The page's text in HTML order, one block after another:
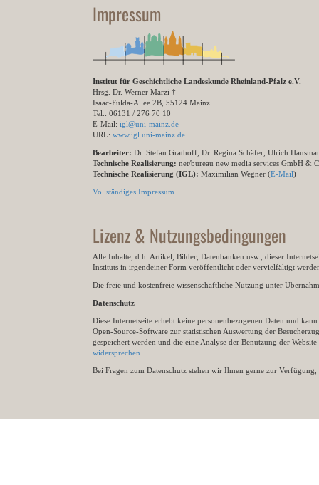
Impressum
Institut für Geschichtliche Landeskunde Rheinland-Pfalz e.V.
Hrsg. Dr. Werner Marzi †
Isaac-Fulda-Allee 2B, 55124 Mainz
Tel.: 06131 / 276 70 10
E-Mail: igl@uni-mainz.de
URL: www.igl.uni-mainz.de
Bearbeiter: Dr. Stefan Grathoff, Dr. Regina Schäfer, Ulrich
Technische Realisierung: net/bureau new media services GmbH &
Technische Realisierung (IGL): Maximilian Wegner (E-Mail)
Vollständiges Impressum
Lizenz & Nutzungsbedingungen
Alle Inhalte, d.h. Artikel, Bilder, Datenbanken usw., dieser
Instituts in irgendeiner Form veröffentlicht oder vervielfältigt
Die freie und kostenfreie wissenschaftliche Nutzung unter
Datenschutz
Diese Internetseite erhebt keine personenbezogenen Daten und
Open-Source-Software zur statistischen Auswertung der
gespeichert werden und die eine Analyse der Benutzung der
widersprechen
Bei Fragen zum Datenschutz stehen wir Ihnen gerne zur